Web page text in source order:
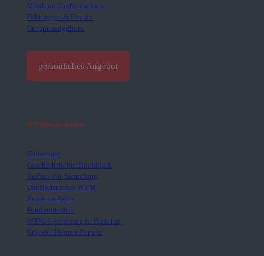
Mietbare Straßenbahnen
Führungen & Events
Gruppenangebote
persönliches Angebot
WTM-Geschichte
Einleitung
Geschichtlicher Rückblick
Aufbau der Sammlung
Der Betrieb des WTM
Rund um Wien
Sondereinsätze
WTM-Geschichte in Plakaten
Gründer Helmut Portele